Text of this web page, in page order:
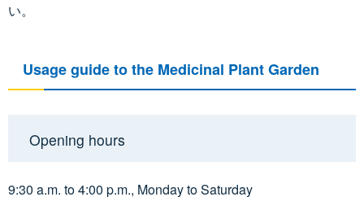
い。
Usage guide to the Medicinal Plant Garden
Opening hours
9:30 a.m. to 4:00 p.m., Monday to Saturday